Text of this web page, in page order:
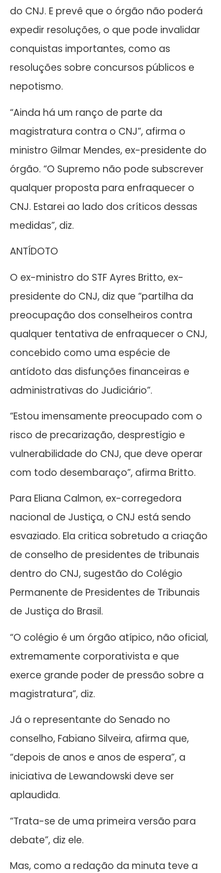
do CNJ. E prevê que o órgão não poderá
expedir resoluções, o que pode invalidar
conquistas importantes, como as
resoluções sobre concursos públicos e
nepotismo.
“Ainda há um ranço de parte da
magistratura contra o CNJ”, afirma o
ministro Gilmar Mendes, ex-presidente do
órgão. “O Supremo não pode subscrever
qualquer proposta para enfraquecer o
CNJ. Estarei ao lado dos críticos dessas
medidas”, diz.
ANTÍDOTO
O ex-ministro do STF Ayres Britto, ex-
presidente do CNJ, diz que “partilha da
preocupação dos conselheiros contra
qualquer tentativa de enfraquecer o CNJ,
concebido como uma espécie de
antídoto das disfunções financeiras e
administrativas do Judiciário”.
“Estou imensamente preocupado com o
risco de precarização, desprestígio e
vulnerabilidade do CNJ, que deve operar
com todo desembaraço”, afirma Britto.
Para Eliana Calmon, ex-corregedora
nacional de Justiça, o CNJ está sendo
esvaziado. Ela critica sobretudo a criação
de conselho de presidentes de tribunais
dentro do CNJ, sugestão do Colégio
Permanente de Presidentes de Tribunais
de Justiça do Brasil.
“O colégio é um órgão atípico, não oficial,
extremamente corporativista e que
exerce grande poder de pressão sobre a
magistratura”, diz.
Já o representante do Senado no
conselho, Fabiano Silveira, afirma que,
“depois de anos e anos de espera”, a
iniciativa de Lewandowski deve ser
aplaudida.
“Trata-se de uma primeira versão para
debate”, diz ele.
Mas, como a redação da minuta teve a